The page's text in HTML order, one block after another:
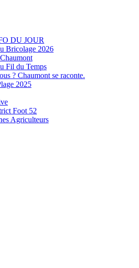
DU JOUR
Bricolage 2026
Fil du Temps
? Chaumont se raconte.
2025
Foot 52
Agriculteurs